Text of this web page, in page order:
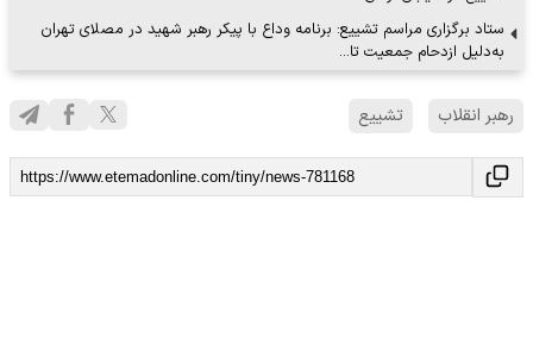
ستاد برگزاری مراسم تشییع: برنامه وداع با پیکر رهبر شهید در مصلای تهران
به‌دلیل ازدحام جمعیت تا…
رهبر انقلاب تشییع